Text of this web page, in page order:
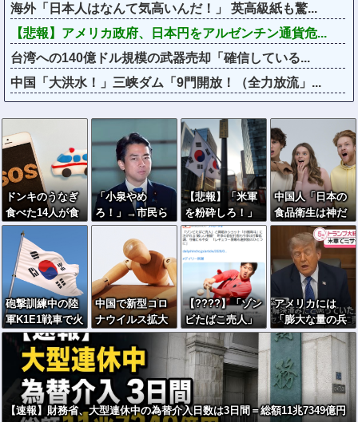
海外「日本人はなんて気高いんだ！」 英高級紙も驚...
【悲報】アメリカ政府、日本円をアルゼンチン通貨危...
台湾への140億ドル規模の武器売却「確信している...
中国「大洪水！」三峡ダム「9門開放！（全力放流」...
ドンキのうなぎ
食べた14人が食
中毒…3歳児から
75歳まで被害
「小泉やめ
ろ！」→市民ら
が横浜駅前で大
絶叫ｗｗｗｗｗ
ｗｗｗ
【悲報】「米軍
を粉砕しろ！」
在韓米軍基地に
突入した韓国学
生、即逮捕
中国人「日本の
食品衛生は神だ
と思ってた」→
魚を床に落とし
て洗って陳列す
るのを見て幻滅
砲撃訓練中の陸
軍K1E1戦車で火
災…韓国軍「人
的被害なし」
中国で新型コロ
ナウイルス拡大
「治療薬販売制
限指針」のせい
で薬局で買えず
【????】「ゾン
ビたばこ売人」
と肩組みショッ
ト「小園海斗」
に注がれる“厳し
い視線” 「レギ
ュラー剥奪も選
択肢のひとつ
アメリカには
「膨大な量の兵
器がある」トラ
ンプ大統領が主
張…在庫枯渇の
報道受け！
【速報】財務省、大型連休中の為替介入日数は3日間＝総額11兆7349億円